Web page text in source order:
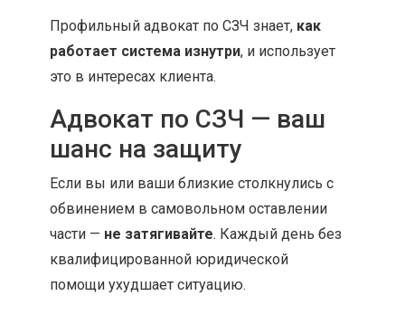
Профильный адвокат по СЗЧ знает, как
работает система изнутри, и использует
это в интересах клиента.
Адвокат по СЗЧ — ваш
шанс на защиту
Если вы или ваши близкие столкнулись с
обвинением в самовольном оставлении
части — не затягивайте. Каждый день без
квалифицированной юридической
помощи ухудшает ситуацию.